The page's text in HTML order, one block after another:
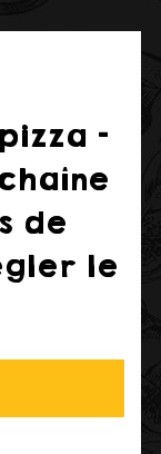
-
de
le